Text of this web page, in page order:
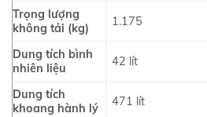
Trọng lượng
không tải (kg)
1.175
Dung tích bình
nhiên liệu
42 lít
Dung tích
khoang hành lý
471 lít